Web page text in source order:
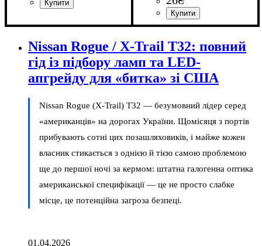
Габаритні вогні
2835SMD
SMD
Призначення лампи:
Напруга, V: 10-15V
Кількість в упаковці: 1 шт.
Nissan Rogue / X-Trail T32: повний
гід із підбору ламп та LED-
апгрейду для «битка» зі США
Nissan Rogue (X-Trail) T32 — безумовний лідер серед
«американців» на дорогах України. Щомісяця з портів
прибувають сотні цих позашляховиків, і майже кожен
власник стикається з однією й тією самою проблемою
ще до першої ночі за кермом: штатна галогенна оптика
американської специфікації — це не просто слабке
місце, це потенційна загроза безпеці.
01.04.2026